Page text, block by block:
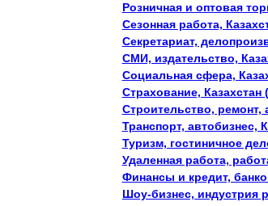
Розничная и оптовая
Сезонная работа,
Секретариат,
СМИ, издательство,
Социальная сфера,
Страхование, Казахстан
Строительство, ремонт,
Транспорт, автобизнес,
Туризм, гостиничное
Удаленная работа,
Финансы и кредит,
Шоу-бизнес, индустрия